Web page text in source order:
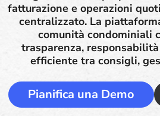
fatturazione e operazioni
centralizzato. La
comunità condominiali
trasparenza,
efficiente tra consigli,
Pianifica una Demo